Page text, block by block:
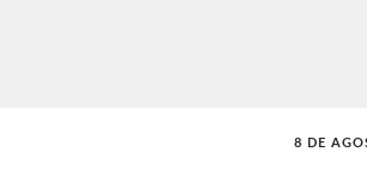
8 DE